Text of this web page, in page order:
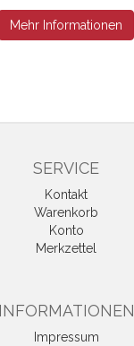
Mehr Informationen
SERVICE
Kontakt
Warenkorb
Konto
Merkzettel
INFORMATIONEN
Impressum